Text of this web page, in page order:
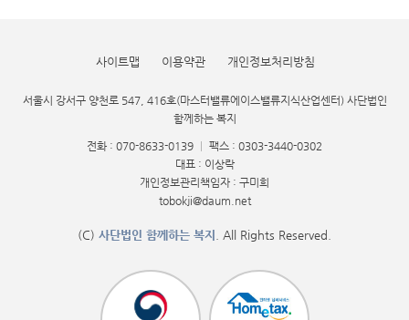
사이트맵 이용약관 개인정보처리방침
서울시 강서구 양천로 547, 416호(마스터밸류에이스밸류지식산업센터) 사단법인
함께하는 복지
전화 : 070-8633-0139
팩스 : 0303-3440-0302
대표 : 이상락
개인정보관리책임자 : 구미희
tobokji@daum.net
(C) 사단법인 함께하는 복지 . All Rights Reserved.